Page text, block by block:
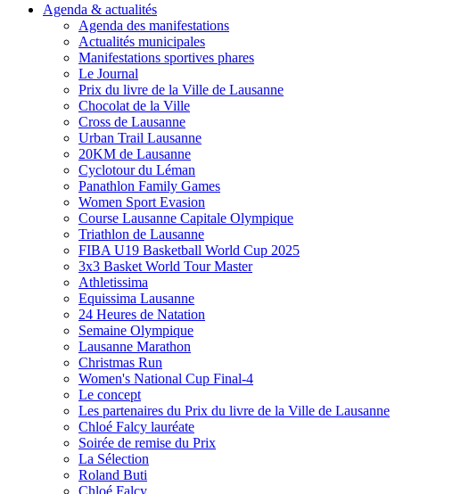
Agenda & actualités
Agenda des manifestations
Actualités municipales
Manifestations sportives phares
Le Journal
Prix du livre de la Ville de Lausanne
Chocolat de la Ville
Cross de Lausanne
Urban Trail Lausanne
20KM de Lausanne
Cyclotour du Léman
Panathlon Family Games
Women Sport Evasion
Course Lausanne Capitale Olympique
Triathlon de Lausanne
FIBA U19 Basketball World Cup 2025
3x3 Basket World Tour Master
Athletissima
Equissima Lausanne
24 Heures de Natation
Semaine Olympique
Lausanne Marathon
Christmas Run
Women's National Cup Final-4
Le concept
Les partenaires du Prix du livre de la Ville de Lausanne
Chloé Falcy lauréate
Soirée de remise du Prix
La Sélection
Roland Buti
Chloé Falcy